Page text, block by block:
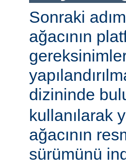
Sonraki
ağacının
dizininde
kullanılarak
ağacının
sürümünü